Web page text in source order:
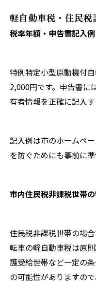
軽自動車税・住民
税率年額・申告書記入例
特例特定小型原動機付
2,000円です。申告書に
有者情報を正確に記入
記入例は市のホームペ
を防ぐためにも事前に
市内住民税非課税世帯
住民税非課税世帯の場
転車の軽自動車税は原
護受給世帯など一定の
の可能性がありますの